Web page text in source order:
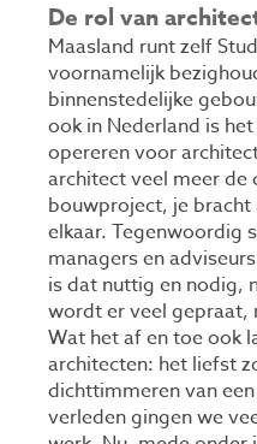
De rol van
Maasland runt zelf
voornamelijk
binnenstedelijke
ook in Nederland is
opereren voor
architect veel meer de
bouwproject, je
elkaar. Tegenwoordig
managers en
is dat nuttig en nodig,
wordt er veel gepraat,
Wat het af en toe ook
architecten: het liefst
dichttimmeren van
verleden gingen we